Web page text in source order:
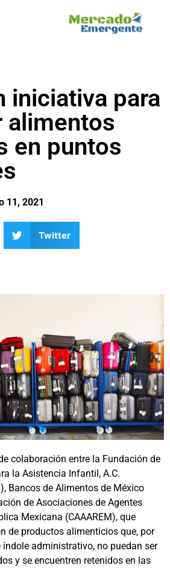
iniciativa para
en puntos
11, 2021
Twitter
colaboración entre la Fundación de
la Asistencia Infantil, A.C.
Bancos de Alimentos de México
de Asociaciones de Agentes
Mexicana (CAAAREM), que
de productos alimenticios que, por
administrativo, no puedan ser
y se encuentren retenidos en las